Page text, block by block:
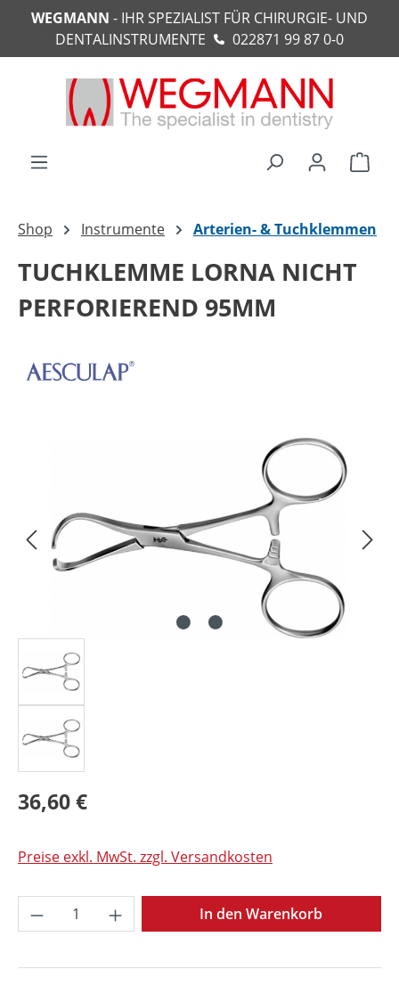
springen
WEGMANN - IHR SPEZIALIST FÜR CHIRURGIE- UND
DENTALINSTRUMENTE
022871 99 87 0-0
Shop Instrumente Arterien- & Tuchklemmen
TUCHKLEMME LORNA NICHT
PERFORIEREND 95MM
36,60 €
Preise exkl. MwSt. zzgl. Versandkosten
Produkt Anzahl: Gib den gewünschten
In den Warenkorb